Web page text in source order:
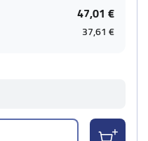
47,01 €
37,61 €